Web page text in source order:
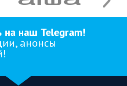
на наш Telegram!
анонсы